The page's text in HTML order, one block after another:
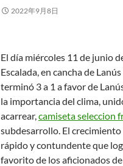
2022年9月8日
El día miércoles 11 de junio
Escalada, en cancha de
terminó 3 a 1 a favor de
la importancia del clima,
acarrear,camiseta seleccion
subdesarrollo. El
rápido y contundente que
favorito de los aficionados